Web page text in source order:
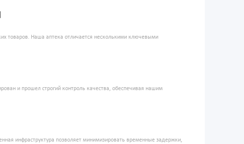
товаров. Наша аптека отличается несколькими ключевыми
и прошел строгий контроль качества, обеспечивая нашим
инфраструктура позволяет минимизировать временные задержки,